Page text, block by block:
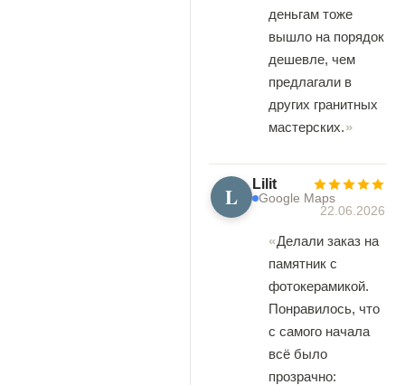
деньгам тоже
вышло на порядок
дешевле, чем
предлагали в
других гранитных
мастерских.
L Lilit
Google Maps
22.06.2026
Делали заказ на
памятник с
фотокерамикой.
Понравилось, что
с самого начала
всё было
прозрачно: